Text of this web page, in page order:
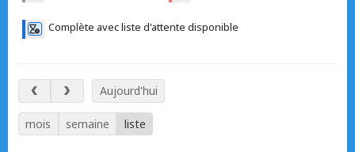
Complète avec liste d'attente disponible
10 – 15 août 2026
Aujourd'hui
mois semaine liste